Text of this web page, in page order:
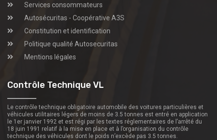
Services consommateurs
Autosécuritas - Coopérative A3S
Constitution et identification
Politique qualité Autosecuritas
Mentions légales
Contrôle Technique VL
Le contrôle technique obligatoire automobile des voitures particulières et
véhicules utilitaires légers de moins de 3.5 tonnes est entré en application
le 1er janvier 1992 et est régi par les textes réglementaires de l’arrêté du
18 juin 1991 relatif à la mise en place et à l’organisation du contrôle
technique des véhicules dont le poids n’excède pas 3.5 tonnes.